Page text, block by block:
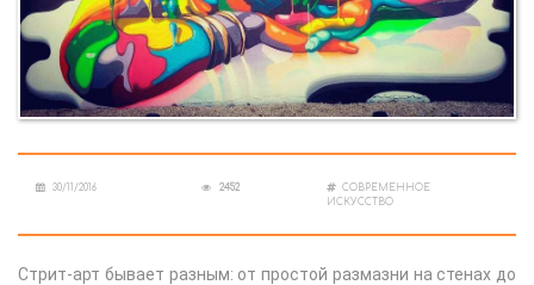
30/11/2016 2452
СОВРЕМЕННОЕ
ИСКУССТВО
Стрит-арт бывает разным: от простой размазни на стенах до